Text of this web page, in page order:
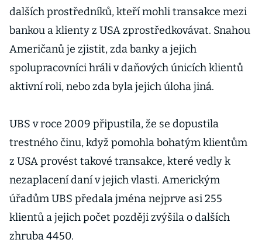
dalších prostředníků, kteří mohli transakce mezi
bankou a klienty z USA zprostředkovávat. Snahou
Američanů je zjistit, zda banky a jejich
spolupracovníci hráli v daňových únicích klientů
aktivní roli, nebo zda byla jejich úloha jiná.
UBS v roce 2009 připustila, že se dopustila
trestného činu, když pomohla bohatým klientům
z USA provést takové transakce, které vedly k
nezaplacení daní v jejich vlasti. Americkým
úřadům UBS předala jména nejprve asi 255
klientů a jejich počet později zvýšila o dalších
zhruba 4450.